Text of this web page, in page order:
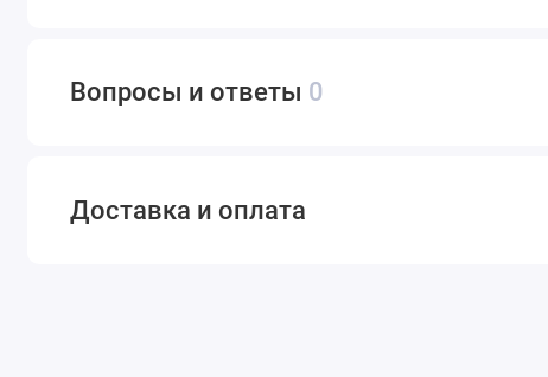
Вопросы и ответы 0
Доставка и оплата